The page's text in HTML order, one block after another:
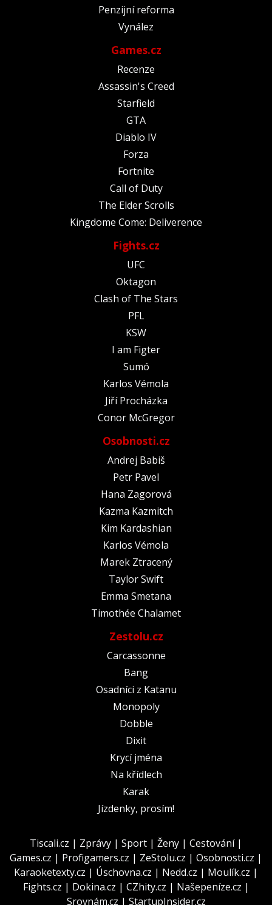
Penzijní reforma
Vynález
Games.cz
Recenze
Assassin's Creed
Starfield
GTA
Diablo IV
Forza
Fortnite
Call of Duty
The Elder Scrolls
Kingdome Come: Deliverence
Fights.cz
UFC
Oktagon
Clash of The Stars
PFL
KSW
I am Figter
Sumó
Karlos Vémola
Jiří Procházka
Conor McGregor
Osobnosti.cz
Andrej Babiš
Petr Pavel
Hana Zagorová
Kazma Kazmitch
Kim Kardashian
Karlos Vémola
Marek Ztracený
Taylor Swift
Emma Smetana
Timothée Chalamet
Zestolu.cz
Carcassonne
Bang
Osadníci z Katanu
Monopoly
Dobble
Dixit
Krycí jména
Na křídlech
Karak
Jízdenky, prosím!
Tiscali.cz | Zprávy | Sport | Ženy | Cestování|
Games.cz | Profigamers.cz | ZeStolu.cz | Osobnosti.cz |
Karaoketexty.cz | Úschovna.cz | Nedd.cz | Moulík.cz |
Fights.cz | Dokina.cz | CZhity.cz | Našepeníze.cz |
Srovnám.cz | StartupInsider.cz